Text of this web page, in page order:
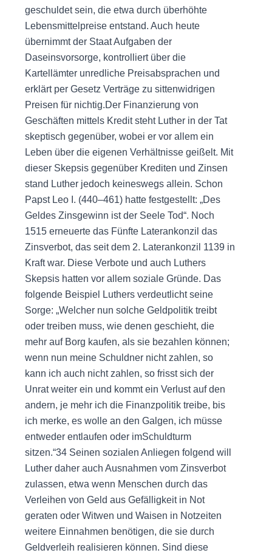
geschuldet sein, die etwa durch überhöhte
Lebensmittelpreise entstand. Auch heute
übernimmt der Staat Aufgaben der
Daseinsvorsorge, kontrolliert über die
Kartellämter unredliche Preisabsprachen und
erklärt per Gesetz Verträge zu sittenwidrigen
Preisen für nichtig.Der Finanzierung von
Geschäften mittels Kredit steht Luther in der Tat
skeptisch gegenüber, wobei er vor allem ein
Leben über die eigenen Verhältnisse geißelt. Mit
dieser Skepsis gegenüber Krediten und Zinsen
stand Luther jedoch keineswegs allein. Schon
Papst Leo I. (440–461) hatte festgestellt: „Des
Geldes Zinsgewinn ist der Seele Tod“. Noch
1515 erneuerte das Fünfte Laterankonzil das
Zinsverbot, das seit dem 2. Laterankonzil 1139 in
Kraft war. Diese Verbote und auch Luthers
Skepsis hatten vor allem soziale Gründe. Das
folgende Beispiel Luthers verdeutlicht seine
Sorge: „Welcher nun solche Geldpolitik treibt
oder treiben muss, wie denen geschieht, die
mehr auf Borg kaufen, als sie bezahlen können;
wenn nun meine Schuldner nicht zahlen, so
kann ich auch nicht zahlen, so frisst sich der
Unrat weiter ein und kommt ein Verlust auf den
andern, je mehr ich die Finanzpolitik treibe, bis
ich merke, es wolle an den Galgen, ich müsse
entweder entlaufen oder imSchuldturm
sitzen.“34 Seinen sozialen Anliegen folgend will
Luther daher auch Ausnahmen vom Zinsverbot
zulassen, etwa wenn Menschen durch das
Verleihen von Geld aus Gefälligkeit in Not
geraten oder Witwen und Waisen in Notzeiten
weitere Einnahmen benötigen, die sie durch
Geldverleih realisieren können. Sind diese